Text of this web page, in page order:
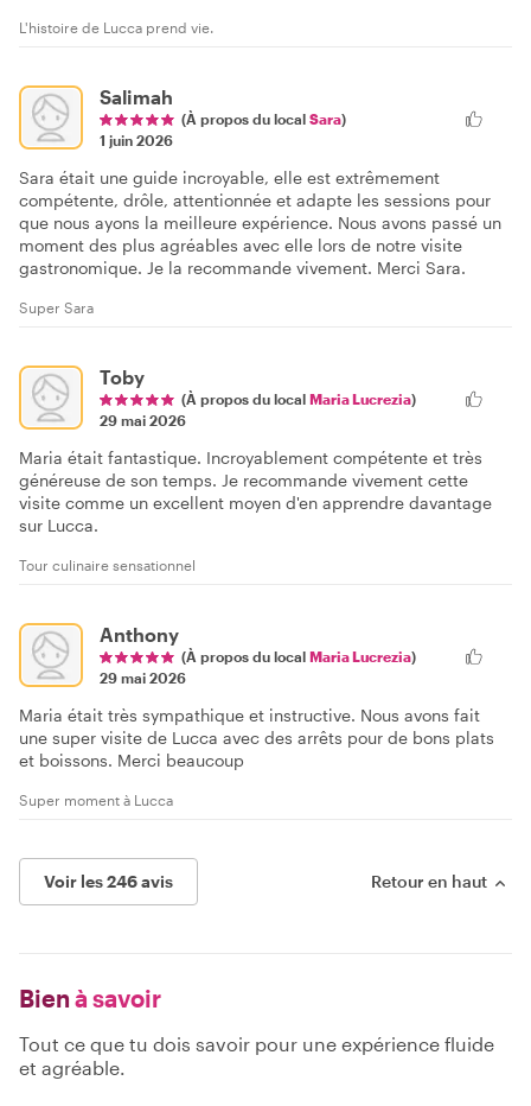
L'histoire de Lucca prend vie.
Salimah
(À propos du local Sara)
1 juin 2026
Sara était une guide incroyable, elle est extrêmement
compétente, drôle, attentionnée et adapte les sessions pour
que nous ayons la meilleure expérience. Nous avons passé un
moment des plus agréables avec elle lors de notre visite
gastronomique. Je la recommande vivement. Merci Sara.
Super Sara
Toby
(À propos du local Maria Lucrezia)
29 mai 2026
Maria était fantastique. Incroyablement compétente et très
généreuse de son temps. Je recommande vivement cette
visite comme un excellent moyen d'en apprendre davantage
sur Lucca.
Tour culinaire sensationnel
Anthony
(À propos du local Maria Lucrezia)
29 mai 2026
Maria était très sympathique et instructive. Nous avons fait
une super visite de Lucca avec des arrêts pour de bons plats
et boissons. Merci beaucoup
Super moment à Lucca
Voir les 246 avis Retour en haut
Bien à savoir
Tout ce que tu dois savoir pour une expérience fluide
et agréable.